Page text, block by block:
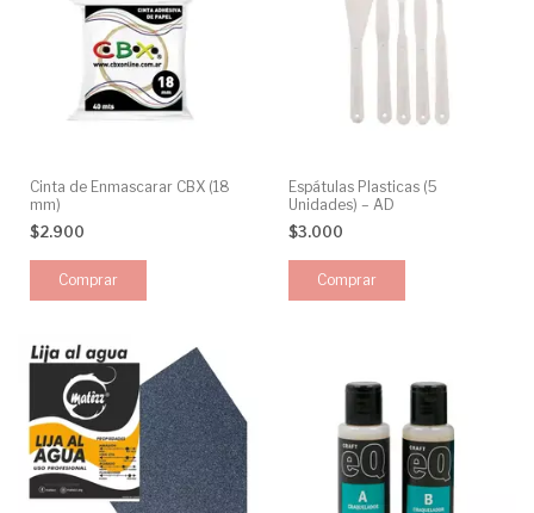
Cinta de Enmascarar CBX (18
mm)
$2.900
Espátulas Plasticas (5
Unidades) – AD
$3.000